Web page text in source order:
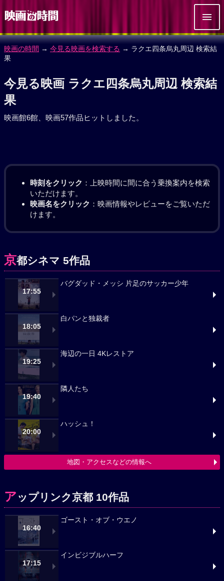
映画の時間 → 今見る映画を検索する → ラクエ四条烏丸周辺 検索結
果
今見る映画 ラクエ四条烏丸周辺 検索結
果
映画館6館、映画57作品ヒットしました。
時刻をクリック ：上映時間に間に合う乗換案内を検索
いただけます。
映画名をクリック ：映画情報やレビューをご覧いただ
けます。
京都シネマ 5作品
17:55
バグダッド・メッシ 片足のサッカー少年
18:05
白パンと独裁者
19:25
海辺の一日 4Kレストア
19:40
隣人たち
20:00
ハッシュ！
地図・アクセスなどの情報へ
アップリンク京都 10作品
16:40
ゴースト・オブ・ウエノ
17:15
インビジブルハーフ